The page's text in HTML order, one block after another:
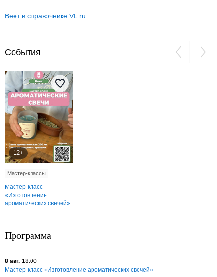
Веет в справочнике VL.ru
События
12+
Мастер-классы
Мастер-класс
«Изготовление
ароматических свечей»
Программа
8 авг. 18:00
Мастер-класс «Изготовление ароматических свечей»